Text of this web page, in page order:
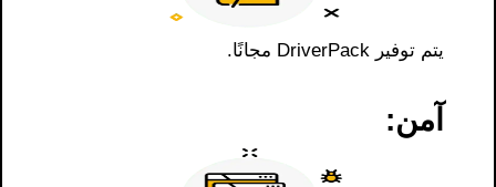
يتم توفير DriverPack مجانًا.
آمن: